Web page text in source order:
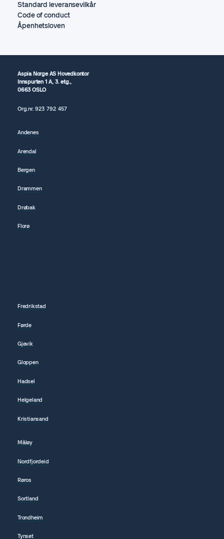
Standard leveransevilkår
Code of conduct
Åpenhetsloven
Aspia Norge AS Hovedkontor
Innspurten 1 A, 3. etg.,
0663 OSLO
Org.nr.923 792457
Andenes
Arendal
Bergen
Drammen
Drøbak
Florø
Fredrikstad
Førde
Gjøvik
Gloppen
Hadsel
Helgeland
Kristiansand
Måløy
Nordfjordeid
Røros
Sortland
Trondheim
Tynset